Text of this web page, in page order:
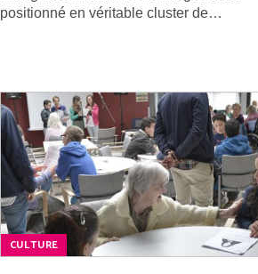
positionné en véritable cluster de…
CULTURE